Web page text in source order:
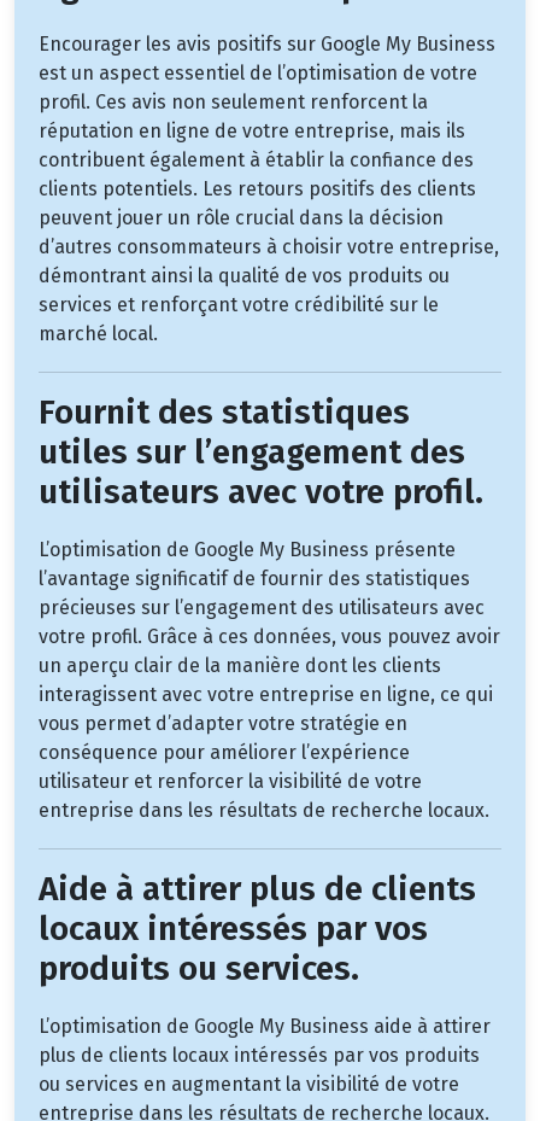
Encourager les avis positifs sur Google My Business
est un aspect essentiel de l’optimisation de votre
profil. Ces avis non seulement renforcent la
réputation en ligne de votre entreprise, mais ils
contribuent également à établir la confiance des
clients potentiels. Les retours positifs des clients
peuvent jouer un rôle crucial dans la décision
d’autres consommateurs à choisir votre entreprise,
démontrant ainsi la qualité de vos produits ou
services et renforçant votre crédibilité sur le
marché local.
Fournit des statistiques
utiles sur l’engagement des
utilisateurs avec votre profil.
L’optimisation de Google My Business présente
l’avantage significatif de fournir des statistiques
précieuses sur l’engagement des utilisateurs avec
votre profil. Grâce à ces données, vous pouvez avoir
un aperçu clair de la manière dont les clients
interagissent avec votre entreprise en ligne, ce qui
vous permet d’adapter votre stratégie en
conséquence pour améliorer l’expérience
utilisateur et renforcer la visibilité de votre
entreprise dans les résultats de recherche locaux.
Aide à attirer plus de clients
locaux intéressés par vos
produits ou services.
L’optimisation de Google My Business aide à attirer
plus de clients locaux intéressés par vos produits
ou services en augmentant la visibilité de votre
entreprise dans les résultats de recherche locaux.